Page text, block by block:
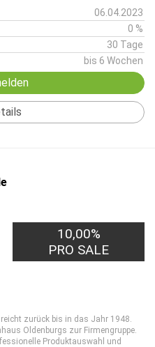
06.04.2023
0 %
30 Tage
bis 6 Wochen
10,00%
PRO SALE
zurück bis in das Jahr 1948.
Oldenburgs zur Firmengruppe.
Produktauswahl und